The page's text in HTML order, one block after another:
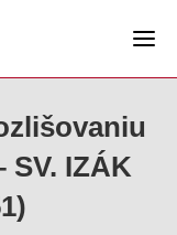
SV. IZÁK